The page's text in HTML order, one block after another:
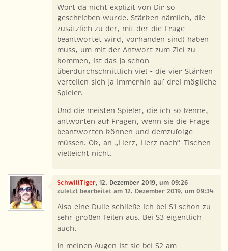
Wort da nicht explizit von Dir so
geschrieben wurde. Stärken nämlich, die
zusätzlich zu der, mit der die Frage
beantwortet wird, vorhanden sind) haben
muss, um mit der Antwort zum Ziel zu
kommen, ist das ja schon
überdurchschnittlich viel - die vier Stärken
verteilen sich ja immerhin auf drei mögliche
Spieler.
Und die meisten Spieler, die ich so kenne,
antworten auf Fragen, wenn sie die Frage
beantworten können und demzufolge
müssen. Ok, an „Herz, Herz nach“-Tischen
vielleicht nicht.
SchwillTiger, 12. Dezember 2019, um 09:26
zuletzt bearbeitet am 12. Dezember 2019, um 09:34
Also eine Dulle schließe ich bei S1 schon zu
sehr großen Teilen aus. Bei S3 eigentlich
auch.
In meinen Augen ist sie bei S2 am